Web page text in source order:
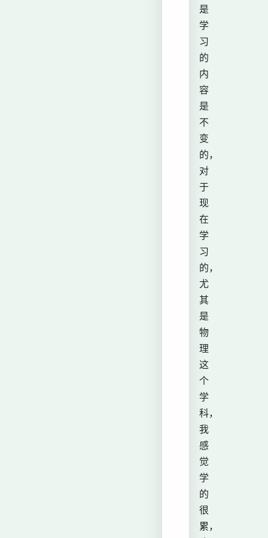
是
学
习
的
内
容
是
不
变
的，
对
于
现
在
学
习
的，
尤
其
是
物
理
这
个
学
科，
我
感
觉
学
的
很
累，